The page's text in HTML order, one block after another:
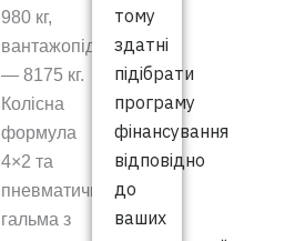
980 кг,
вантажопідйомність
— 8175 кг.
Колісна
формула
4×2 та
пневматичні
гальма з
тому
здатні
підібрати
програму
фінансування
відповідно
до
ваших